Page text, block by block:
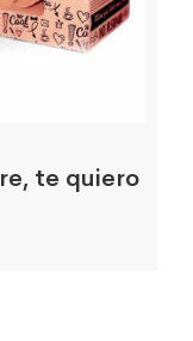
te quiero